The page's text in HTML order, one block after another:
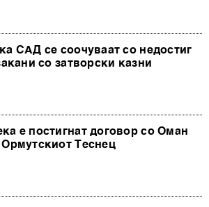
САД се соочуваат со недостиг
со затворски казни
е постигнат договор со Оман
Теснец